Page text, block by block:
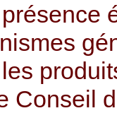
Conseil